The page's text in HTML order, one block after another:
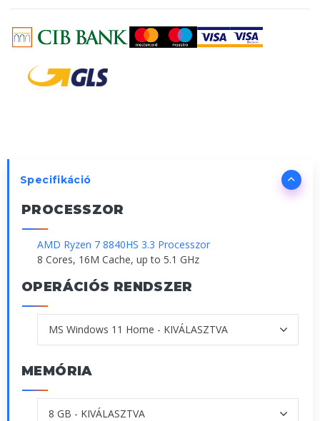
Specifikáció
PROCESSZOR
AMD Ryzen 7 8840HS 3.3 Processzor
8 Cores, 16M Cache, up to 5.1 GHz
OPERÁCIÓS RENDSZER
MEMÓRIA